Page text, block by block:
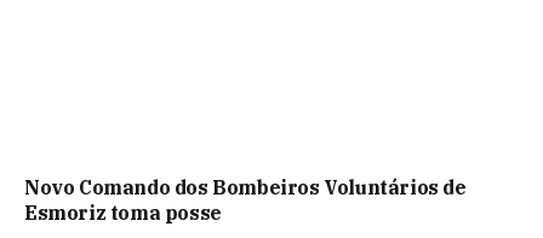
Novo Comando dos Bombeiros Voluntários de
Esmoriz toma posse